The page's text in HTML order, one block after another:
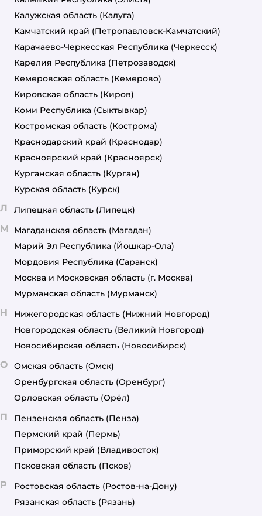
Калужская область (Калуга)
Камчатский край (Петропавловск-Камчатский)
Карачаево-Черкесская Республика (Черкесск)
Карелия Республика (Петрозаводск)
Кемеровская область (Кемерово)
Кировская область (Киров)
Коми Республика (Сыктывкар)
Костромская область (Кострома)
Краснодарский край (Краснодар)
Красноярский край (Красноярск)
Курганская область (Курган)
Курская область (Курск)
Л Липецкая область (Липецк)
М Магаданская область (Магадан)
Марий Эл Республика (Йошкар-Ола)
Мордовия Республика (Саранск)
Москва и Московская область (г. Москва)
Мурманская область (Мурманск)
Н Нижегородская область (Нижний Новгород)
Новгородская область (Великий Новгород)
Новосибирская область (Новосибирск)
О Омская область (Омск)
Оренбургская область (Оренбург)
Орловская область (Орёл)
П Пензенская область (Пенза)
Пермский край (Пермь)
Приморский край (Владивосток)
Псковская область (Псков)
Р Ростовская область (Ростов-на-Дону)
Рязанская область (Рязань)